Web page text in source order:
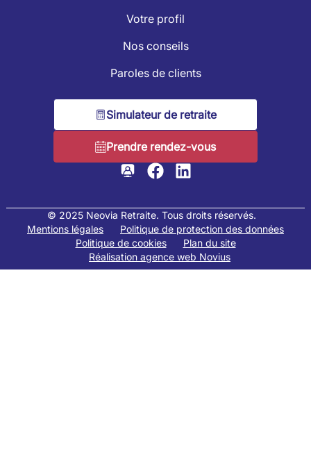
Votre profil
Nos conseils
Paroles de clients
Simulateur de retraite
Prendre rendez-vous
© 2025 Neovia Retraite. Tous droits réservés.
Mentions légales
Politique de protection des données
Politique de cookies
Plan du site
Réalisation agence web Novius